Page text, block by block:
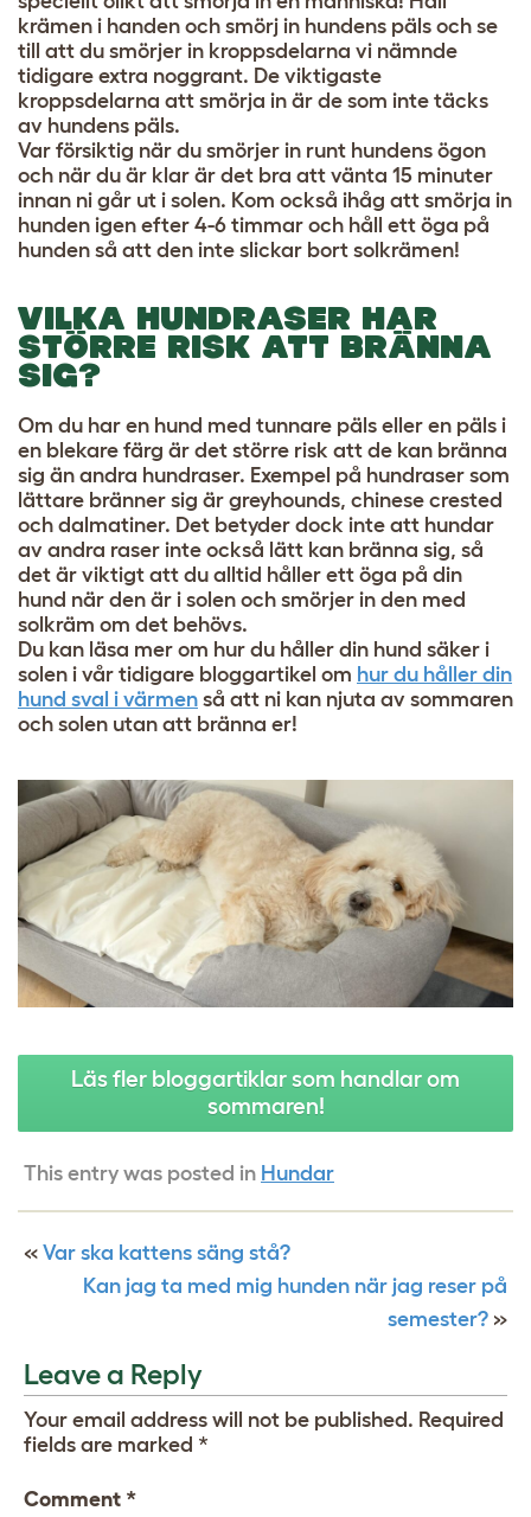
krämen i handen och smörj in hundens päls och se
till att du smörjer in kroppsdelarna vi nämnde
tidigare extra noggrant. De viktigaste
kroppsdelarna att smörja in är de som inte täcks
av hundens päls.
Var försiktig när du smörjer in runt hundens ögon
och när du är klar är det bra att vänta 15 minuter
innan ni går ut i solen. Kom också ihåg att smörja in
hunden igen efter 4-6 timmar och håll ett öga på
hunden så att den inte slickar bort solkrämen!
VILKA HUNDRASER HAR
STÖRRE RISK ATT BRÄNNA
SIG?
Om du har en hund med tunnare päls eller en päls i
en blekare färg är det större risk att de kan bränna
sig än andra hundraser. Exempel på hundraser som
lättare bränner sig är greyhounds, chinese crested
och dalmatiner. Det betyder dock inte att hundar
av andra raser inte också lätt kan bränna sig, så
det är viktigt att du alltid håller ett öga på din
hund när den är i solen och smörjer in den med
solkräm om det behövs.
Du kan läsa mer om hur du håller din hund säker i
solen i vår tidigare bloggartikel om hur du håller din
hund sval i värmen så att ni kan njuta av sommaren
och solen utan att bränna er!
Läs fler bloggartiklar som handlar om
sommaren!
This entry was posted in Hundar
« Var ska kattens säng stå?
Kan jag ta med mig hunden när jag reser på
semester? »
Leave a Reply
Your email address will not be published. Required
fields are marked *
Comment *